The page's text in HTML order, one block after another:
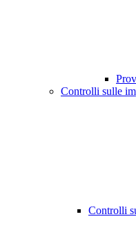
Controlli sulle
Controlli